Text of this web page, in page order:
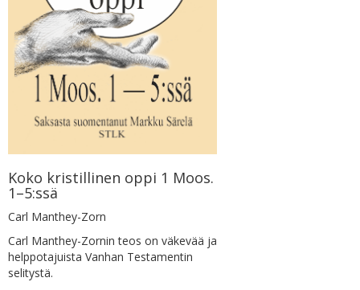
Koko kristillinen oppi 1 Moos.
1–5:ssä
Carl Manthey-Zorn
Carl Manthey-Zornin teos on väkevää ja
helppotajuista Vanhan Testamentin
selitystä.